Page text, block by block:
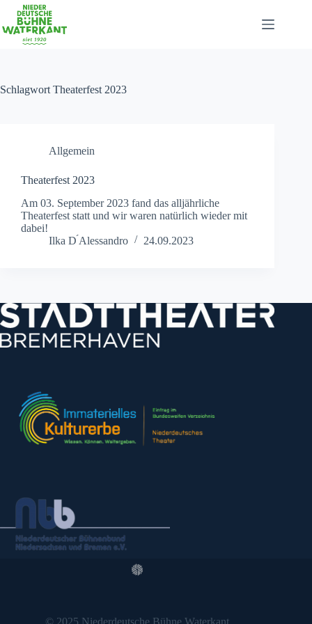
Inhalt
springen
Schlagwort Theaterfest 2023
Allgemein
Theaterfest 2023
Am 03. September 2023 fand das alljährliche
Theaterfest statt und wir waren natürlich wieder mit
dabei!
Ilka D ́Alessandro
24.09.2023
© 2025 Niederdeutsche Bühne Waterkant